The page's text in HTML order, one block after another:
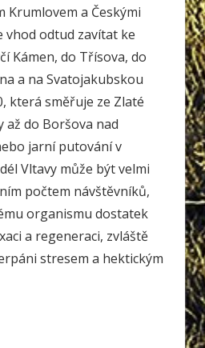
Krumlovem a Českými
vhod odtud zavítat ke
Kámen, do Třísova, do
a na Svatojakubskou
která směřuje ze Zlaté
až do Boršova nad
jarní putování v
Vltavy může být velmi
počtem návštěvníků,
organismu dostatek
a regeneraci, zvláště
stresem a hektickým